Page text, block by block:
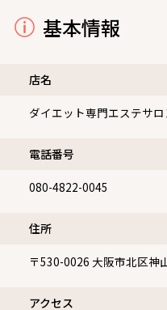
基本情報
店名
ダイエット専門エステサロ
電話番号
080-4822-0045
住所
〒530-0026 大阪市北区神
アクセス